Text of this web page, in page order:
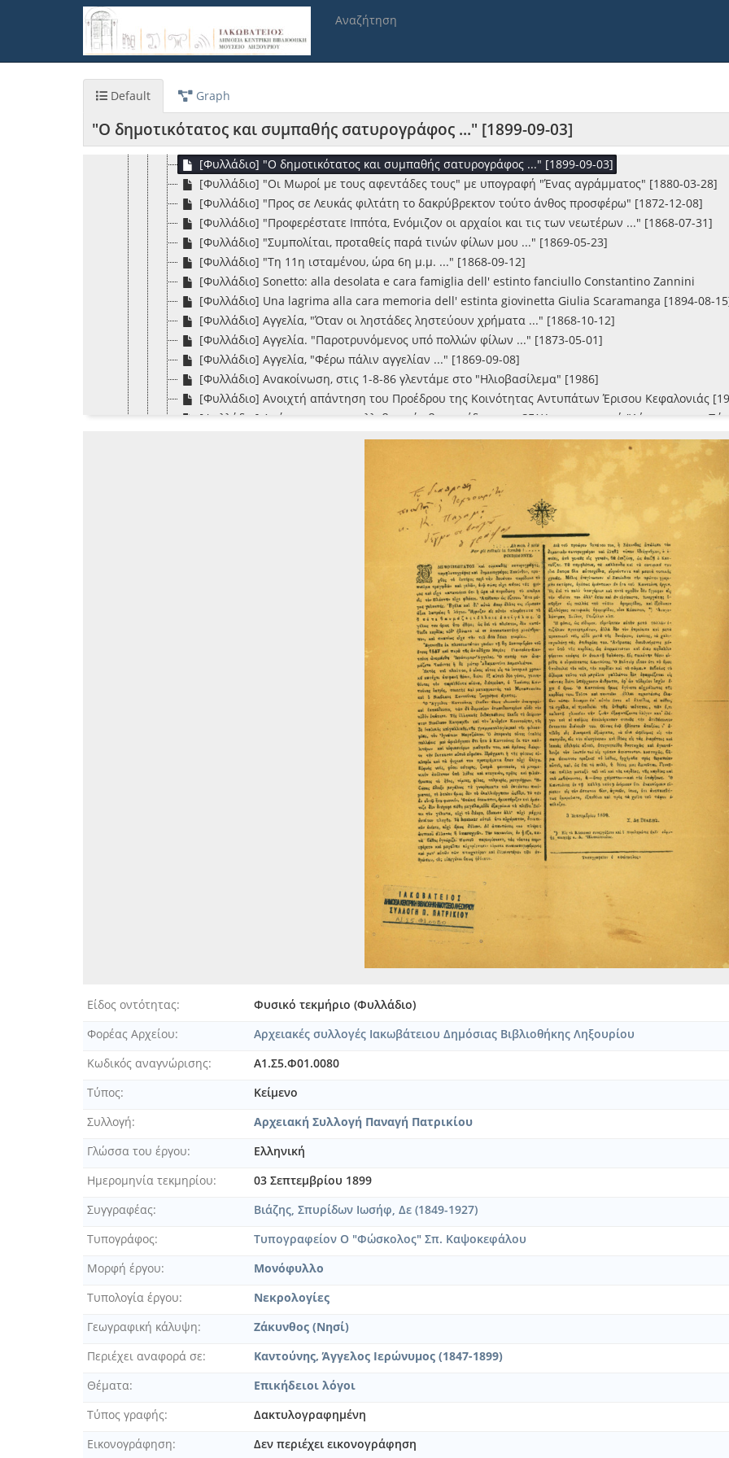
Αναζήτηση
Default Graph
"Ο δημοτικότατος και συμπαθής σατυρογράφος ..." [1899-09-03]
[Φυλλάδιο] "Δεν έχεις δίκηο Βασιλιά να κλαίς και να λυπάσαι ..." [1891-09-23]
[Φυλλάδιο] "Εις Αντώνιον Δετόρον (Ομηρο-Πινδαρικώς)"
[Φυλλάδιο] "Ζητώ από τον άνδρα μου (Καρνάβαλο) ..."
[Φυλλάδιο] "Η επί της εξελέξεως των βουλευτικών εκλογών επιτροπή ιδούσα ..." [1868-07-03]
[Φυλλάδιο] "Κουβέντα ενός γέροντα και μιανού παιδγιού ..." [1895-02-17]
[Φυλλάδιο] "Με παρακινεί η καρδιά μου ..." [1889-11-12]
[Φυλλάδιο] "Μήτηρ και τέκνο" με υπογραφή "Εις Ληξουριώτης"
[Φυλλάδιο] "Ο δημοτικότατος και συμπαθής σατυρογράφος ..." [1899-09-03]
[Φυλλάδιο] "Οι Μωροί με τους αφεντάδες τους" με υπογραφή "Ένας αγράμματος" [1880-03-28]
[Φυλλάδιο] "Προς σε Λευκάς φιλτάτη το δακρύβρεκτον τούτο άνθος προσφέρω" [1872-12-08]
[Φυλλάδιο] "Προφερέστατε Ιππότα, Ενόμιζον οι αρχαίοι και τις των νεωτέρων ..." [1868-07-31]
[Φυλλάδιο] "Συμπολίται, προταθείς παρά τινών φίλων μου ..." [1869-05-23]
[Φυλλάδιο] "Τη 11η ισταμένου, ώρα 6η μ.μ. ..." [1868-09-12]
[Φυλλάδιο] Sonetto: alla desolata e cara famiglia dell' estinto fanciullo Constantino Zannini
[Φυλλάδιο] Una lagrima alla cara memoria dell' estinta giovinetta Giulia Scaramanga [1894-08-
[Φυλλάδιο] Αγγελία, "Όταν οι ληστάδες ληστεύουν χρήματα ..." [1868-10-12]
[Φυλλάδιο] Αγγελία. "Παροτρυνόμενος υπό πολλών φίλων ..." [1873-05-01]
[Φυλλάδιο] Αγγελία, "Φέρω πάλιν αγγελίαν ..." [1869-09-08]
[Φυλλάδιο] Ανακοίνωση, στις 1-8-86 γλεντάμε στο "Ηλιοβασίλεμα" [1986]
[Φυλλάδιο] Ανοιχτή απάντηση του Προέδρου της Κοινότητας Αντυπάτων Έρισου Κεφαλονιάς
[Φυλλάδιο] Απάντησις εις το ελλεβορικόν βακτηρίδιον του SFAX με υπογραφή "Δέρφινας του
[Φυλλάδιο] Αποκλεισμός και πόλεμος [1886-06-03]
[Φυλλάδιο] Βιογραφίαι των ενδόξων ανδρών της Κεφαλληνίας [1895-05-27]
[Φυλλάδιο] Γνωστοποίησις, "Νέαις και ευχάρισται ειδήσεις που ο νους σας θα σαστίση"
[Φυλλάδιο] Δελτίον πολέμου. Εν Κερκύρα, τη 24/5 Σεπτεμβρίου 1870 [1870-09-05]
[Φυλλάδιο] Διάλογος Γ' : Λευκού και Κόκκινου (μετά την έφοδον εναντίον του Καταστήματος
[Φυλλάδιο] Δύο χωρικοί φιλονικούντες [1869-09-05]
[Φυλλάδιο] Εις τον Άγιον Διονύσιον υπό Διονυσίου Σολωμού (κατά μετάφρασιν Στέφανου
[Φυλλάδιο] Εις τον απαρηγόρητο πατέρα Ιωσήφ Τζαννίνη το νεκρικό τούτο λούλουδι ο φίλος
[Φυλλάδιο] Εις τον θάνατον της πολυκλαύστου Δανάης Δ. Μπαϊρά το γένος Μύρονος [1889-11-15]
[Φυλλάδιο] Επικήδειος λόγος εκφωνηθείς υπό του κ. Θεοφάνους Κατωπόδη φοιτητού της
[Φυλλάδιο] Επιστολή του Κάμπελ [1874-05-27]
[Φυλλάδιο] Ευχαριστήριον του Λομπάρδου [1874-02-17]
[Φυλλάδιο] Ηνωμένον Κράτος των Ιονίων Νήσων, Απόφασις της Γερουσίας [1863-11-12]
[Φυλλάδιο] Η συμφιλίωσις και ο δεσπότης: συγχαριτήριον στιχούργημα [1883-07-12]
[Φυλλάδιο] Θεμιστοκλέους Σολομού απάντησις εις το εκ Ταϊγανίου πεμφθών τω "Εσπέρω"
[Φυλλάδιο] Καταστατικόν και ανακοίνωση του Οικονομικού Συσσίτιου Κεφαλληνίας [1911-05-11]
[Φυλλάδιο] Λόγος εκφωνειθής υπό του κυρίου Γ. Θεοτόκη, Υπουργού επί των Ναυτικών, ως
[Φυλλάδιο] Λόγος εκφωνηθείς εν τω Μητροπολιτικώ Ναώ τη 21η Σεπτεμβρίου 1877 κατ'
[Φυλλάδιο] Λόγος εκφωνηθείς υπό του κυρίου Γ. Θεοτόκη, Υπουργού επί των Ναυτικών, ως
[Φυλλάδιο] Λόγος επικήδειος εκφωνηθείς εις τον αποβιώσαντα Σπυρίδωνα Βαλαωρίτη υπό
[Φυλλάδιο] Λόγος επιτάφιος εις τον σεβασμιώτατον Αρχιεπίσκοπον Κεφαλληνίας
[Φυλλάδιο] Λόγος επιτάφιος εκφωνηθείς επί του νεκρού του Σπυρίδωνος Βαλαωρίτη [1887-08-06]
[Φυλλάδιο] Μία αναγκαία απάντησις [1880-03-20]
[Φυλλάδιο] Μνημόσυνον Α', "Δανάη μου!" με υπογραφή "ο δυστυχής πατήρ σου Μύρων" [1889-
[Φυλλάδιο] Μνημόσυνον Ιωάννης Α. Σκιαδόπουλος
[Φυλλάδιο] Ο Καπιτάν Δηλότης νυν συντάκτης της "Φωνής" και τα ανδραγαθήματά του (έκδοσις
[Φυλλάδιο] Ολίγα λόγια αληθινά προς τον λαόν της Λευκάδος
[Φυλλάδιο] Ο πατέρας μου [1891-10-28]
[Φυλλάδιο] Ο Υπεύθυνος Συντάκτης του "Κώδωνος" προς τους αναγνώστας του
[Φυλλάδιο] Παιάν εις τον τεχθέντα διάδοχον του ελληνικού θρόνου [1868-07-24]
[Φυλλάδιο] Ποίημα απαγγελθέν εν Λευκάδι υπό Αλκιβιάδου Σ. Ιωαννίδου Σχολάρχου κατά
[Φυλλάδιο] Πράξις της Γερουσίας, ασηκώνουσα τα εμπόδια δια το κόψιμον των δένδρων των
[Φυλλάδιο] Προς την Α.Μ Γεώργιον Α' Βασιλέα των Ελλήνων και Προς τον Πρόεδρο της
[Φυλλάδιο] Προς τους εκλογείς του Δήμου Κρανίων [1891-06-24]
[Φυλλάδιο] Σενιο...πουφφικός ύμνος με υπογραφή "η Αγουστέλα"
[Φυλλάδιο] Σετ ουν μπον κανόν!!!!! Γράμμα από Ζάκυνθο εις Αθήνας [1880-03-22]
[Φυλλάδιο] Συνταγή. Διά την κατασκευήν γιαχνίου ποιητικού, κατά το μαγειρικόν ποιητικόν
[Φυλλάδιο] Τηλεγράφημα, Αθήναι 10 Ιουνίου 1897, ώρα 12 μ.μ. , "Εφημερίδα ειδήσεων Κέρκυραν
[Φυλλάδιο] Τηλεγράφημα, Αθήναι 11 Απριλίου, ώρα 10 π.μ., " Πυροβολικόν μάτι κατέστρεψε ..."
[Φυλλάδιο] Τηλεγράφημα, Αθήναι 8 Απριλίου, ώρα 10 π.μ., " Σμόλεντς κατεδίωξε Ετέμ ..." με
[Φυλλάδιο] Το πρώτο ψυχοσάββατο : ωδή
Είδος οντότητας
Φυσικό τεκμήριο (Φυλλάδιο)
Φορέας Αρχείου
Αρχειακές συλλογές Ιακωβάτειου Δημόσιας Βιβλιοθήκης Ληξουρίου
Κωδικός αναγνώρισης
Α1.Σ5.Φ01.0080
Τύπος
Κείμενο
Συλλογή
Αρχειακή Συλλογή Παναγή Πατρικίου
Γλώσσα του έργου
Ελληνική
Ημερομηνία τεκμηρίου
03 Σεπτεμβρίου 1899
Συγγραφέας
Βιάζης, Σπυρίδων Ιωσήφ, Δε (1849-1927)
Τυπογράφος
Τυπογραφείον Ο "Φώσκολος" Σπ. Καψοκεφάλου
Μορφή έργου
Μονόφυλλο
Τυπολογία έργου
Νεκρολογίες
Γεωγραφική κάλυψη
Ζάκυνθος (Νησί)
Περιέχει αναφορά σε
Καντούνης, Άγγελος Ιερώνυμος (1847-1899)
Θέματα
Επικήδειοι λόγοι
Τύπος γραφής
Δακτυλογραφημένη
Εικονογράφηση
Δεν περιέχει εικονογράφηση